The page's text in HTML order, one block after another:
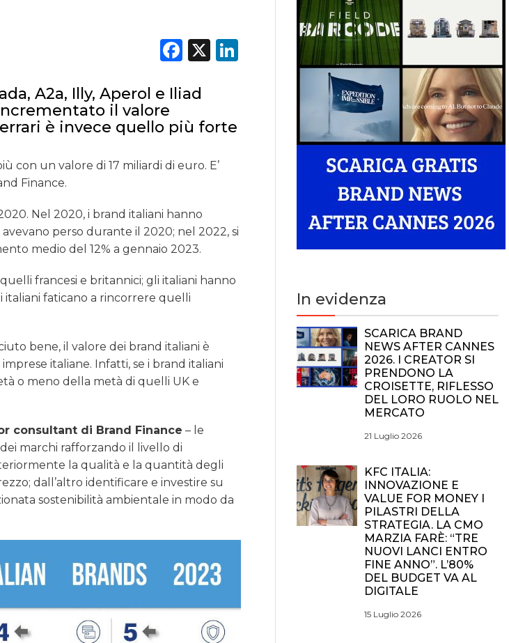
Facebook
X LinkedIn
A2a, Illy, Aperol e Iliad
il valore
è invece quello più forte
con un valore di 17 miliardi di euro. E’
Finance.
Nel 2020, i brand italiani hanno
perso durante il 2020; nel 2022, si
medio del 12% a gennaio 2023.
francesi e britannici; gli italiani hanno
faticano a rincorrere quelli
bene, il valore dei brand italiani è
italiane. Infatti, se i brand italiani
o meno della metà di quelli UK e
consultant di Brand Finance – le
marchi rafforzando il livello di
la qualità e la quantità degli
dall’altro identificare e investire su
sostenibilità ambientale in modo da
In evidenza
SCARICA BRAND
NEWS AFTER CANNES
2026. I CREATOR SI
PRENDONO LA
CROISETTE, RIFLESSO
DEL LORO RUOLO NEL
MERCATO
21 Luglio 2026
KFC ITALIA:
INNOVAZIONE E
VALUE FOR MONEY I
PILASTRI DELLA
STRATEGIA. LA CMO
MARZIA FARÈ: “TRE
NUOVI LANCI ENTRO
FINE ANNO”. L’80%
DEL BUDGET VA AL
DIGITALE
15 Luglio 2026